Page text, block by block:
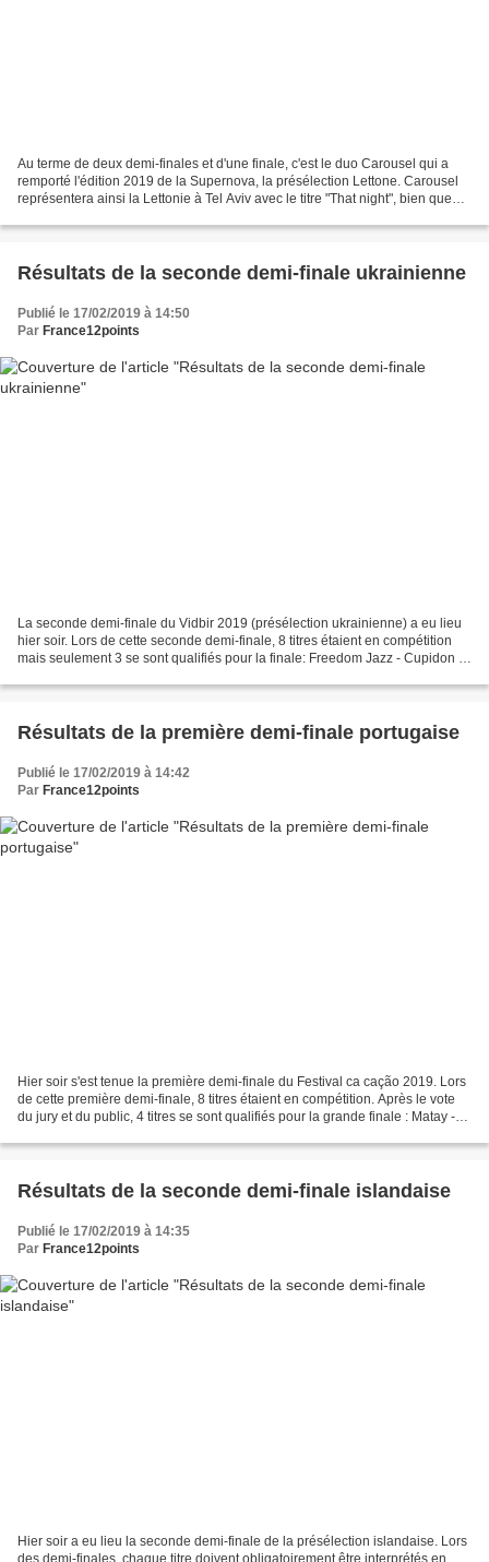
Au terme de deux demi-finales et d'une finale, c'est le duo Carousel qui a
remporté l'édition 2019 de la Supernova, la présélection Lettone. Carousel
représentera ainsi la Lettonie à Tel Aviv avec le titre "That night", bien que
Résultats de la seconde demi-finale ukrainienne
Publié le 17/02/2019 à 14:50
Par France12points
La seconde demi-finale du Vidbir 2019 (présélection ukrainienne) a eu lieu
hier soir. Lors de cette seconde demi-finale, 8 titres étaient en compétition
mais seulement 3 se sont qualifiés pour la finale: Freedom Jazz - Cupidon -
Résultats de la première demi-finale portugaise
Publié le 17/02/2019 à 14:42
Par France12points
Hier soir s'est tenue la première demi-finale du Festival ca cação 2019. Lors
de cette première demi-finale, 8 titres étaient en compétition. Après le vote
du jury et du public, 4 titres se sont qualifiés pour la grande finale : Matay -
Résultats de la seconde demi-finale islandaise
Publié le 17/02/2019 à 14:35
Par France12points
Hier soir a eu lieu la seconde demi-finale de la présélection islandaise. Lors
des demi-finales, chaque titre doivent obligatoirement être interprétés en